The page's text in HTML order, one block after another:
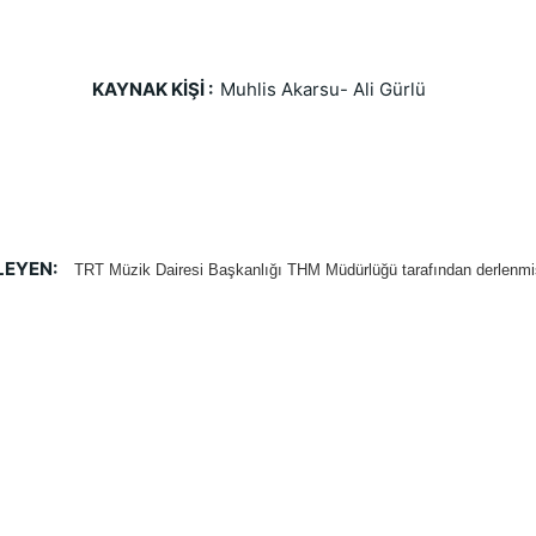
KAYNAK KİŞİ : Muhlis Akarsu- Ali Gürlü
TRT Müzik Dairesi Başkanlığı THM Müdürlüğü tarafından